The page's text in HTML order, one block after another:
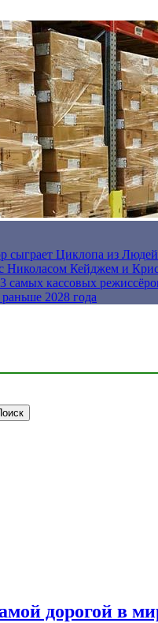
сыграет Циклопа из
Кейджем и
самых кассовых
2028 года
дорогой в